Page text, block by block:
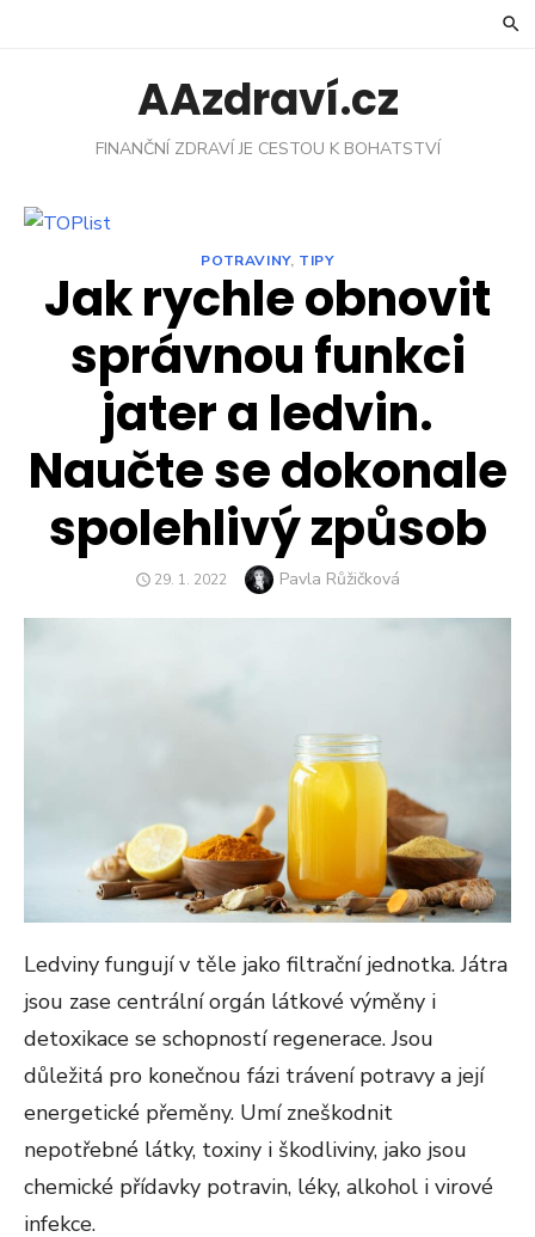
AAzdraví.cz
FINANČNÍ ZDRAVÍ JE CESTOU K BOHATSTVÍ
POTRAVINY, TIPY
Jak rychle obnovit
správnou funkci
jater a ledvin.
Naučte se dokonale
spolehlivý způsob
POSTED
29. 1. 2022 Author
Pavla Růžičková
Ledviny fungují v těle jako filtrační jednotka. Játra
jsou zase centrální orgán látkové výměny i
detoxikace se schopností regenerace. Jsou
důležitá pro konečnou fázi trávení potravy a její
energetické přeměny. Umí zneškodnit
nepotřebné látky, toxiny i škodliviny, jako jsou
chemické přídavky potravin, léky, alkohol i virové
infekce.